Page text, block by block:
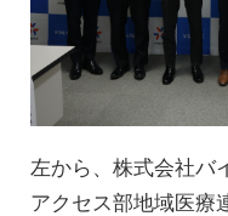
左から、株式会社バ
アクセス部地域医療